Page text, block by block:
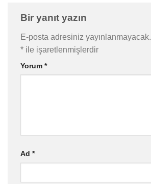
Bir yanıt yazın
E-posta adresiniz yayınlanmayacak.
* ile işaretlenmişlerdir
Yorum *
Ad *